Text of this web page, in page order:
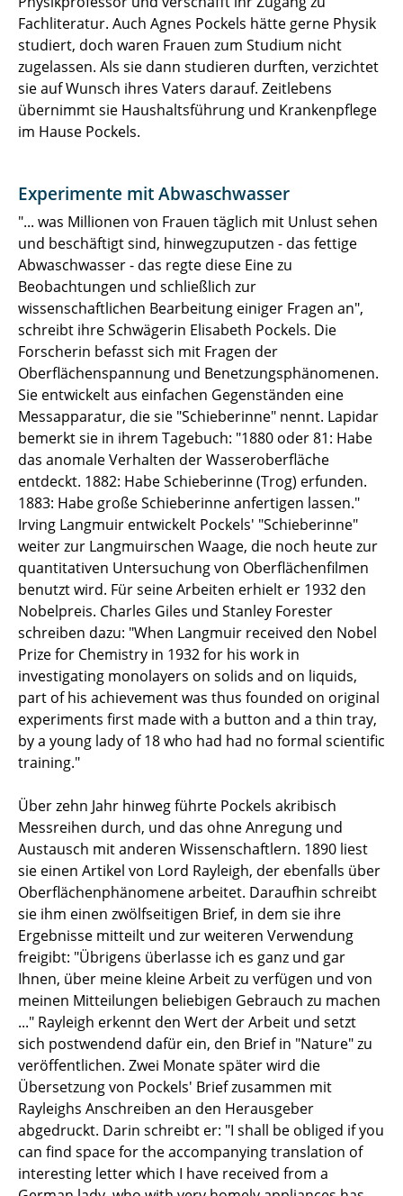
Fachliteratur. Auch Agnes Pockels hätte gerne Physik
studiert, doch waren Frauen zum Studium nicht
zugelassen. Als sie dann studieren durften, verzichtet
sie auf Wunsch ihres Vaters darauf. Zeitlebens
übernimmt sie Haushaltsführung und Krankenpflege
im Hause Pockels.
Experimente mit Abwaschwasser
"... was Millionen von Frauen täglich mit Unlust sehen
und beschäftigt sind, hinwegzuputzen - das fettige
Abwaschwasser - das regte diese Eine zu
Beobachtungen und schließlich zur
wissenschaftlichen Bearbeitung einiger Fragen an",
schreibt ihre Schwägerin Elisabeth Pockels. Die
Forscherin befasst sich mit Fragen der
Oberflächenspannung und Benetzungsphänomenen.
Sie entwickelt aus einfachen Gegenständen eine
Messapparatur, die sie "Schieberinne" nennt. Lapidar
bemerkt sie in ihrem Tagebuch: "1880 oder 81: Habe
das anomale Verhalten der Wasseroberfläche
entdeckt. 1882: Habe Schieberinne (Trog) erfunden.
1883: Habe große Schieberinne anfertigen lassen."
Irving Langmuir entwickelt Pockels' "Schieberinne"
weiter zur Langmuirschen Waage, die noch heute zur
quantitativen Untersuchung von Oberflächenfilmen
benutzt wird. Für seine Arbeiten erhielt er 1932 den
Nobelpreis. Charles Giles und Stanley Forester
schreiben dazu: "When Langmuir received den Nobel
Prize for Chemistry in 1932 for his work in
investigating monolayers on solids and on liquids,
part of his achievement was thus founded on original
experiments first made with a button and a thin tray,
by a young lady of 18 who had had no formal scientific
training."
Über zehn Jahr hinweg führte Pockels akribisch
Messreihen durch, und das ohne Anregung und
Austausch mit anderen Wissenschaftlern. 1890 liest
sie einen Artikel von Lord Rayleigh, der ebenfalls über
Oberflächenphänomene arbeitet. Daraufhin schreibt
sie ihm einen zwölfseitigen Brief, in dem sie ihre
Ergebnisse mitteilt und zur weiteren Verwendung
freigibt: "Übrigens überlasse ich es ganz und gar
Ihnen, über meine kleine Arbeit zu verfügen und von
meinen Mitteilungen beliebigen Gebrauch zu machen
..." Rayleigh erkennt den Wert der Arbeit und setzt
sich postwendend dafür ein, den Brief in "Nature" zu
veröffentlichen. Zwei Monate später wird die
Übersetzung von Pockels' Brief zusammen mit
Rayleighs Anschreiben an den Herausgeber
abgedruckt. Darin schreibt er: "I shall be obliged if you
can find space for the accompanying translation of
interesting letter which I have received from a